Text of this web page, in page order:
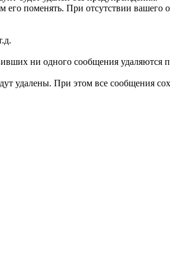
поменять. При отсутствии вашего
ни одного сообщения удаляются
удалены. При этом все сообщения